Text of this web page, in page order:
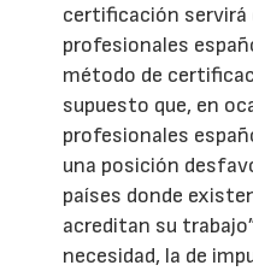
certificación servirá
profesionales
método de
supuesto que, en
profesionales
una posición
países donde
acreditan su
necesidad, la de